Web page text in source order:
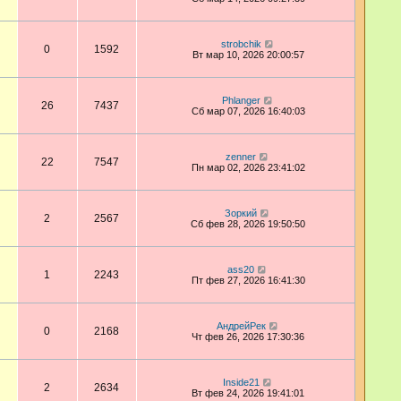
0 1592
strobchik
Вт мар 10, 2026 20:00:57
26 7437
Phlanger
Сб мар 07, 2026 16:40:03
22 7547
zenner
Пн мар 02, 2026 23:41:02
2 2567
Зоркий
Сб фев 28, 2026 19:50:50
1 2243
ass20
Пт фев 27, 2026 16:41:30
0 2168
АндрейРек
Чт фев 26, 2026 17:30:36
2 2634
Inside21
Вт фев 24, 2026 19:41:01